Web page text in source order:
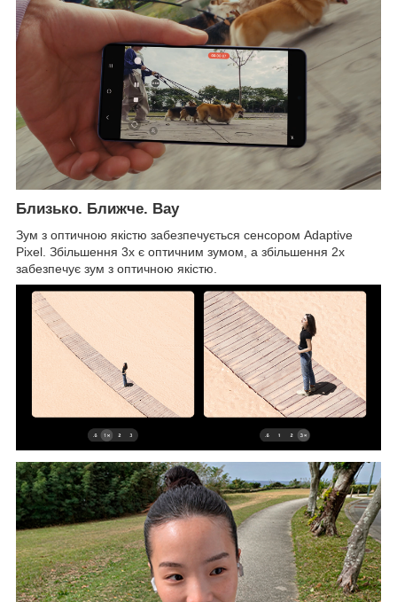
Близько. Ближче. Вау
Зум з оптичною якістю забезпечується сенсором Adaptive
Pixel. Збільшення 3x є оптичним зумом, а збільшення 2x
забезпечує зум з оптичною якістю.